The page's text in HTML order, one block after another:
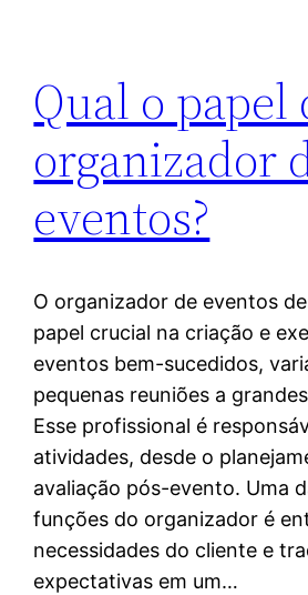
Qual o papel
organizador
eventos?
O organizador de eventos
papel crucial na criação e
eventos bem-sucedidos,
pequenas reuniões a
Esse profissional é
atividades, desde o
avaliação pós-evento. Uma
funções do organizador é
necessidades do cliente e
expectativas em um…